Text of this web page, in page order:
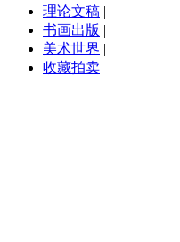
理论文稿 |
书画出版 |
美术世界 |
收藏拍卖